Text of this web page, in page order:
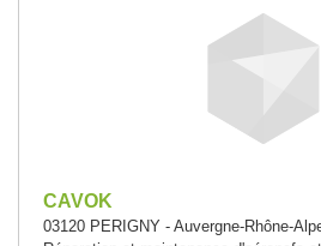
CAVOK
03120 PERIGNY - Auvergne-Rhône-